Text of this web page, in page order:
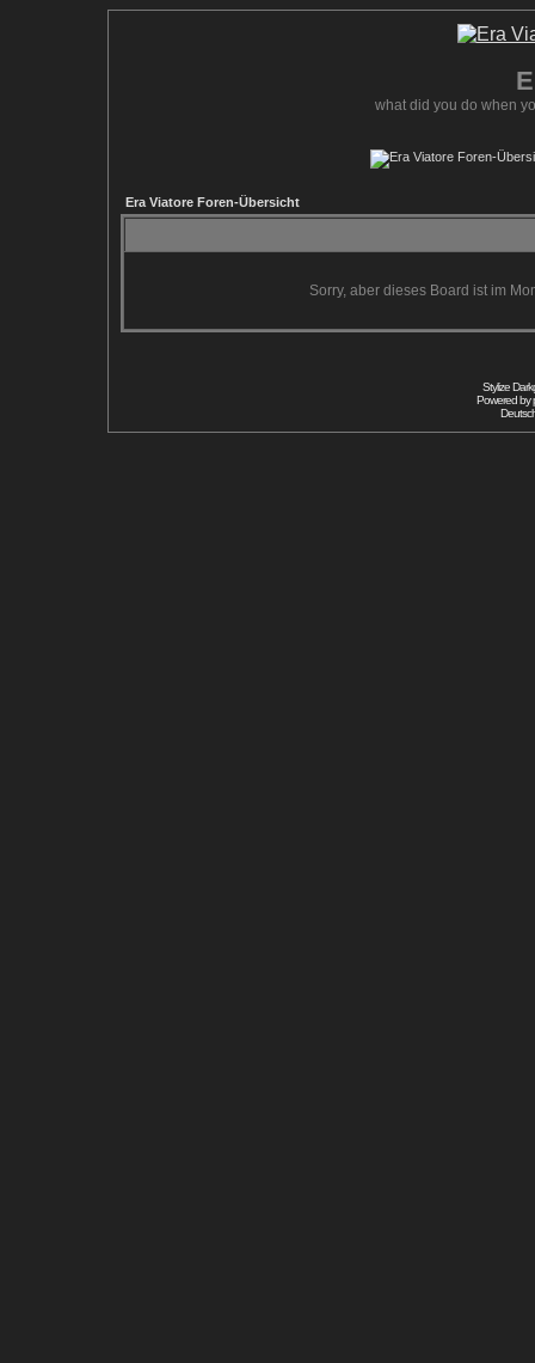
what did you do when
Era Viatore Foren-Übersicht
Sorry, aber dieses Board ist im
Stylize
Powered by